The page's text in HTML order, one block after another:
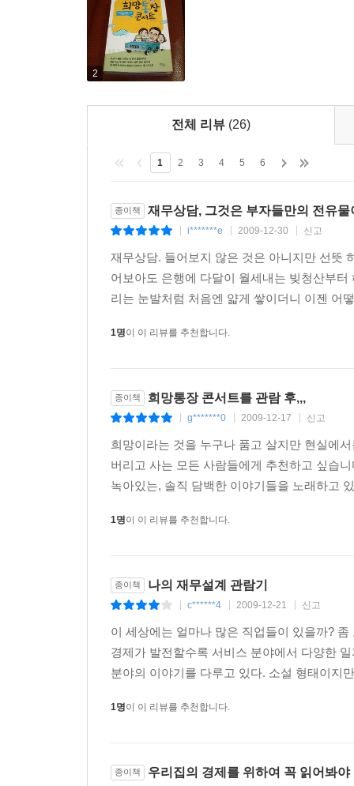
상담사들의 이야기를 듣고 있으면 우리 주변 사
때는 음악이 아직 낮은 소리로 들린다. 차근차
캄캄해진 고객들은 해결책을 찾지 못해 방황하
책속의 이야기는 햇빛에 조용하게 반짝이는 호
거무칙칙한 진흙탕에서 벗어나게 되었을 때 감
곳에서 느끼는 여유는 따뜻하고 부드러운 재즈가
다양한 삶속에 미래로 나아가는 열 명의 상담사들
2
전체 리뷰 (26)
1 2 3 4 5 6
종이책 재무상담, 그것은 부자들만의 전유물
i*******e 2009-12-30 신고
재무상담. 들어보지 않은 것은 아니지만 선뜻
어보아도 은행에 다달이 월세내는 빚청산부
리는 눈발처럼 처음엔 얇게 쌓이더니 이젠 어
1명이 이 리뷰를 추천합니다.
종이책 희망통장 콘서트를 관람 후,,,
g*******0 2009-12-17 신고
희망이라는 것을 누구나 품고 살지만 현실에
버리고 사는 모든 사람들에게 추천하고 싶습
녹아있는, 솔직 담백한 이야기들을 노래하고
1명이 이 리뷰를 추천합니다.
종이책 나의 재무설계 관람기
c******4 2009-12-21 신고
이 세상에는 얼마나 많은 직업들이 있을까?
경제가 발전할수록 서비스 분야에서 다양한
분야의 이야기를 다루고 있다. 소설 형태이지
1명이 이 리뷰를 추천합니다.
종이책 우리집의 경제를 위하여 꼭 읽어봐야